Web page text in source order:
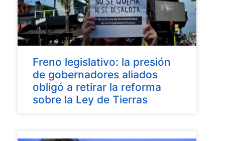
Freno legislativo: la presión
de gobernadores aliados
obligó a retirar la reforma
sobre la Ley de Tierras